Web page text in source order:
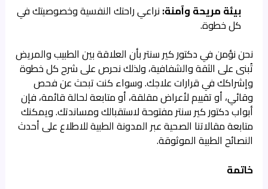
بيئة مريحة وآمنة: نراعي راحتك النفسية وخصوصيتك في
كل خطوة.
نحن نؤمن في دكتور كير سنتر بأن العلاقة بين الطبيب والمريض
تُبنى على الثقة والشفافية، ولذلك نحرص على شرح كل خطوة
وإشراكك في قرارات علاجك. وسواء كنت تبحث عن فحص
وقائي، أو تقييم لأعراض مقلقة، أو متابعة لحالة قائمة، فإن
أبواب دكتور كير سنتر مفتوحة لاستقبالك ومساندتك. ويمكنك
متابعة مقالاتنا الصحية عبرالمدونة الطبيةللاطلاع على أحدث
النصائح الطبية الموثوقة.
خاتمة